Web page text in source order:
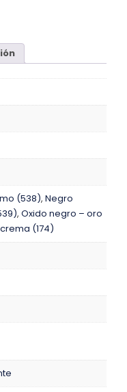
(538), Negro
, Oxido negro – oro
(174)